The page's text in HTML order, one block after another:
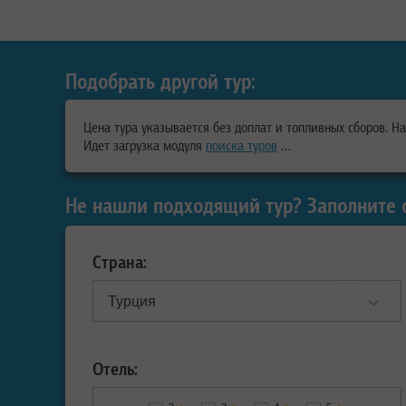
Подобрать другой тур:
Цена тура указывается без доплат и топливных сборов.
Идет загрузка модуля поиска туров …
Не нашли подходящий тур?
Страна:
Отель: